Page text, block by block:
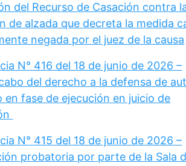
del Recurso de Casación contra
de alzada que decreta la medida
negada por el juez de la causa
N° 416 del 18 de junio de 2026 –
del derecho a la defensa de
en fase de ejecución en juicio de
N° 415 del 18 de junio de 2026 –
probatoria por parte de la Sala